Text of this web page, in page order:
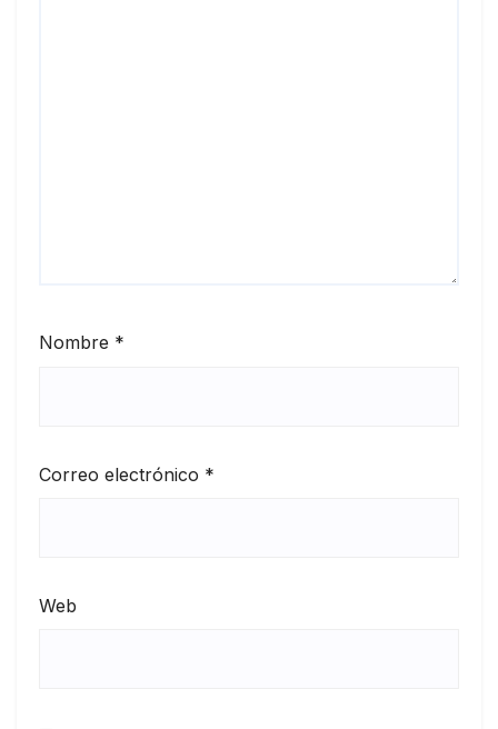
Nombre *
Correo electrónico *
Web